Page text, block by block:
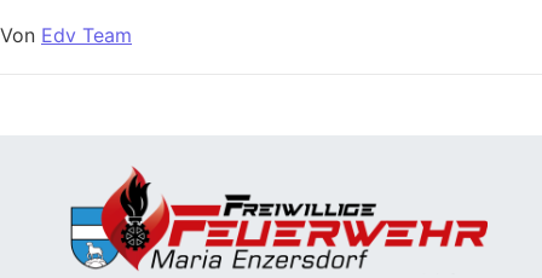
Von Edv Team